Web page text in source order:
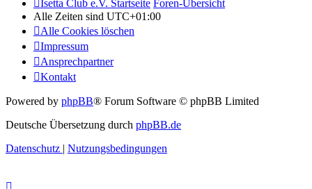
Isetta Club e.V. Startseite Foren-Übersicht
Alle Zeiten sind UTC+01:00
Alle Cookies löschen
Impressum
Ansprechpartner
Kontakt
Powered by phpBB® Forum Software © phpBB Limited
Deutsche Übersetzung durch phpBB.de
Datenschutz | Nutzungsbedingungen